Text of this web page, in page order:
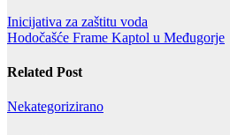
Navigacija
objava
Inicijativa za zaštitu voda
Hodočašće Frame Kaptol u Međugorje
Related Post
Nekategorizirano